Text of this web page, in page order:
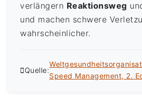
verlängern Reaktionsweg
und machen schwere
wahrscheinlicher.
Quelle:
Speed Management, 2.